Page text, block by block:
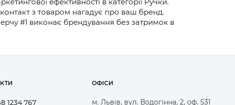
125
з товаром нагадує про ваш бренд.
#1 виконає брендування без затримок в
1234 767
ОФІСИ
м. Львів, вул. Водогінна, 2, оф. 531